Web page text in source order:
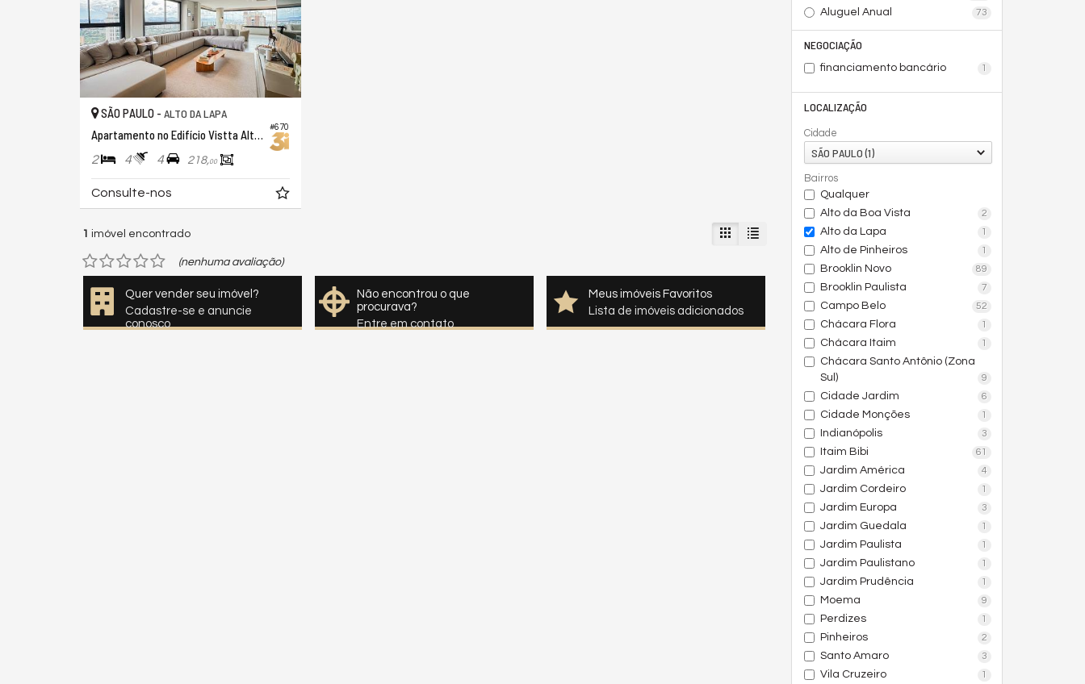
Aluguel Anual 73
NEGOCIAÇÃO
financiamento bancário 1
LOCALIZAÇÃO
Cidade
SÃO PAULO (1)
Bairros
Qualquer
Alto da Boa Vista
2
Alto da Lapa 1
Alto de Pinheiros 1
Brooklin Novo 89
Brooklin Paulista 7
Campo Belo 52
Chácara Flora 1
Chácara Itaim 1
Chácara Santo Antônio (Zona
Sul)
9
Cidade Jardim 6
Cidade Monções 1
Indianópolis 3
Itaim Bibi 61
Jardim América 4
Jardim Cordeiro 1
Jardim Europa 3
Jardim Guedala 1
Jardim Paulista 1
Jardim Paulistano 1
Jardim Prudência 1
Moema 9
Perdizes 1
Pinheiros 2
Santo Amaro 3
Vila Cruzeiro 1
#670
SÃO PAULO - ALTO DA LAPA
Apartamento no Edifício Vistta Alto da Lapa
2 4 4 218,00
Consulte-nos
1 imóvel encontrado
(nenhuma avaliação)
Quer vender seu imóvel?
Cadastre-se e anuncie
conosco
Não encontrou o que
procurava?
Entre em contato
Meus imóveis Favoritos
Lista de imóveis adicionados